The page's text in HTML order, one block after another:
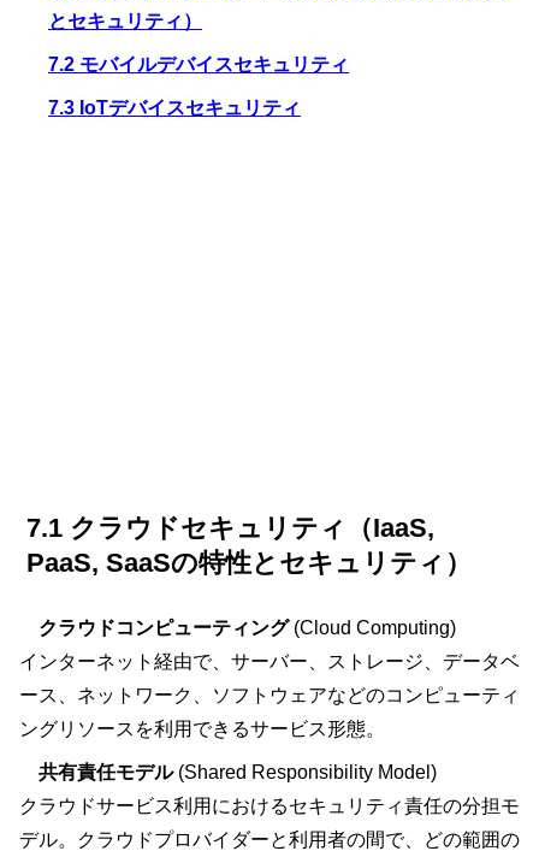
とセキュリティ）
7.2 モバイルデバイスセキュリティ
7.3 IoTデバイスセキュリティ
7.1 クラウドセキュリティ（IaaS,
PaaS, SaaSの特性とセキュリティ）
クラウドコンピューティング (Cloud Computing)
インターネット経由で、サーバー、ストレージ、データベ
ース、ネットワーク、ソフトウェアなどのコンピューティ
ングリソースを利用できるサービス形態。
共有責任モデル (Shared Responsibility Model)
クラウドサービス利用におけるセキュリティ責任の分担モ
デル。クラウドプロバイダーと利用者の間で、どの範囲の